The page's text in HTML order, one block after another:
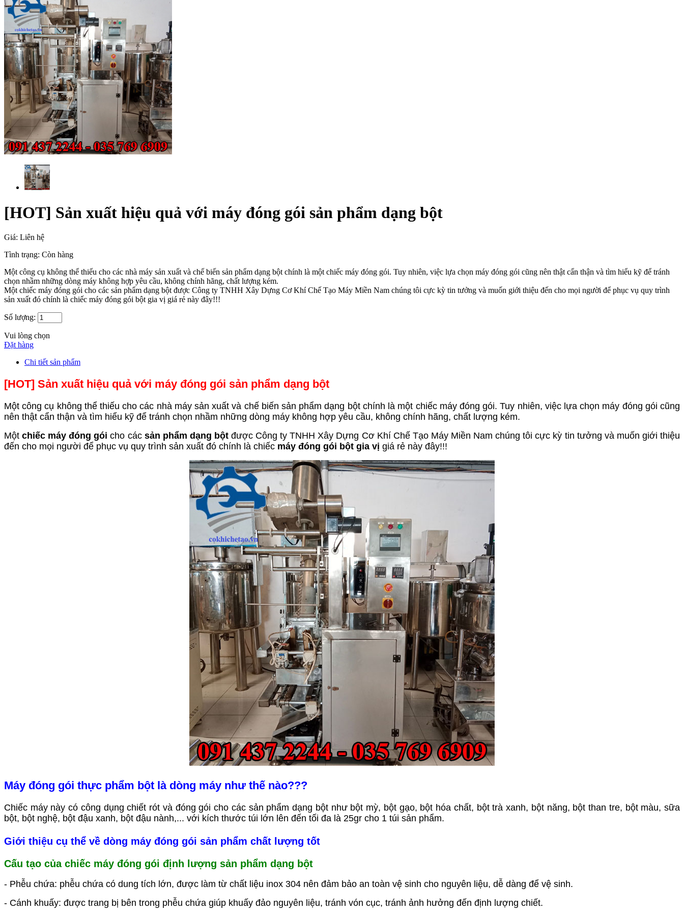
[HOT] Sản xuất hiệu quả với máy đóng gói sản phẩm dạng bột
Giá: Liên hệ
Tình trạng: Còn hàng
Một công cụ không thể thiếu cho các nhà máy sản xuất và chế biến sản phẩm dạng bột chính là một chiếc máy đóng gói. Tuy nhiên, việc lựa chọn máy đóng gói cũng nên thật cẩn thận và tìm hiểu kỹ để tránh
chọn nhầm những dòng máy không hợp yêu cầu, không chính hãng, chất lượng kém.
Một chiếc máy đóng gói cho các sản phẩm dạng bột được Công ty TNHH Xây Dựng Cơ Khí Chế Tạo Máy Miền Nam chúng tôi cực kỳ tin tưởng và muốn giới thiệu đến cho mọi người để phục vụ quy trình
sản xuất đó chính là chiếc máy đóng gói bột gia vị giá rẻ này đây!!!
Số lượng:
Vui lòng chọn
Đặt hàng
Chi tiết sản phẩm
[HOT] Sản xuất hiệu quả với máy đóng gói sản phẩm dạng bột
Một công cụ không thể thiếu cho các nhà máy sản xuất và chế biến sản phẩm dạng bột chính là một chiếc máy đóng gói. Tuy nhiên, việc lựa chọn máy đóng gói cũng
nên thật cẩn thận và tìm hiểu kỹ để tránh chọn nhầm những dòng máy không hợp yêu cầu, không chính hãng, chất lượng kém.
Mộtchiếc máy đóng góicho cácsản phẩm dạng bộtđược Công ty TNHH Xây Dựng Cơ Khí Chế Tạo Máy Miền Nam chúng tôi cực kỳ tin tưởng và muốn giới thiệu
đến cho mọi người để phục vụ quy trình sản xuất đó chính là chiếc máy đóng gói bột gia vị giá rẻ này đây!!!
Máy đóng gói thực phẩm bột là dòng máy như thế nào???
Chiếc máy này có công dụng chiết rót và đóng gói cho các sản phẩm dạng bột như bột mỳ, bột gạo, bột hóa chất, bột trà xanh, bột năng, bột than tre, bột màu, sữa
bột, bột nghệ, bột đậu xanh, bột đậu nành,... với kích thước túi lớn lên đến tối đa là 25gr cho 1 túi sản phẩm.
Giới thiệu cụ thể về dòng máy đóng gói sản phẩm chất lượng tốt
Cấu tạo của chiếc máy đóng gói định lượng sản phẩm dạng bột
- Phễu chứa: phễu chứa có dung tích lớn, được làm từ chất liệu inox 304 nên đảm bảo an toàn vệ sinh cho nguyên liệu, dễ dàng để vệ sinh.
- Cánh khuấy: được trang bị bên trong phễu chứa giúp khuấy đảo nguyên liệu, tránh vón cục, tránh ảnh hưởng đến định lượng chiết.